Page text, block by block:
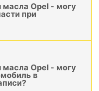
масла Opel - могу
при
масла Opel - могу
в